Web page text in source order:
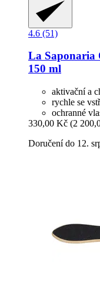
4.6 (51)
La Saponaria
150 ml
aktivační a
rychle se
ochranné
330,00 Kč (2
Doručení do 12.